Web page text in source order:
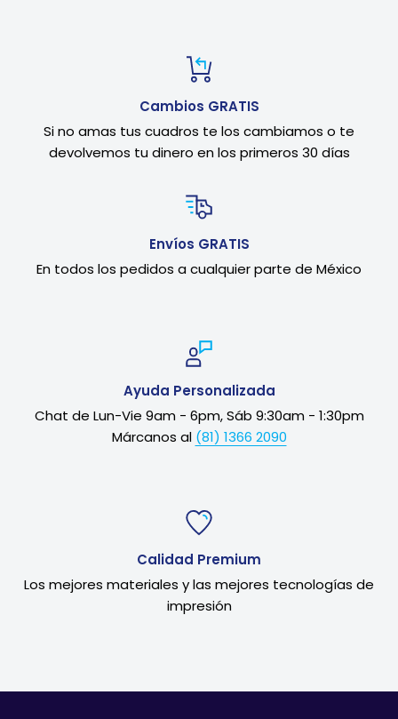
Cambios GRATIS
Si no amas tus cuadros te los cambiamos o te
devolvemos tu dinero en los primeros 30 días
Envíos GRATIS
En todos los pedidos a cualquier parte de México
Ayuda Personalizada
Chat de Lun-Vie 9am - 6pm, Sáb 9:30am - 1:30pm
Márcanos al (81) 1366 2090
Calidad Premium
Los mejores materiales y las mejores tecnologías de
impresión